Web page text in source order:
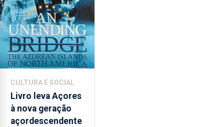
CULTURA E SOCIAL
Livro leva Açores
à nova geração
açordescendente